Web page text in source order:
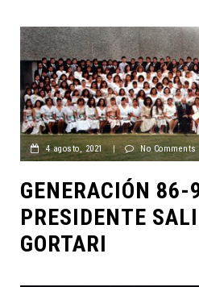
4 agosto, 2021 | No Comments
GENERACIÓN 86-
PRESIDENTE
GORTARI